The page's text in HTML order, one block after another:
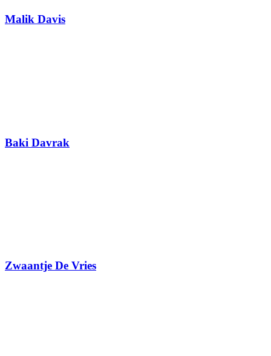
Malik Davis
Baki Davrak
Zwaantje De Vries